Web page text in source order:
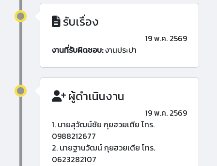
รับเรื่อง
19 พ.ค. 2569
งานที่รับผิดชอบ:งานประปา
ผู้ดำเนินงาน
19 พ.ค. 2569
1. นายสุวัฒน์ชัย กุยฮวยเตีย โทร.
0988212677
2. นายฐานวัฒน์ กุยฮวยเตีย โทร.
0623282107